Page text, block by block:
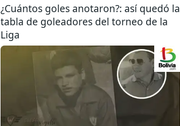
¿Cuántos goles anotaron?: así quedó la
tabla de goleadores del torneo de la
Liga